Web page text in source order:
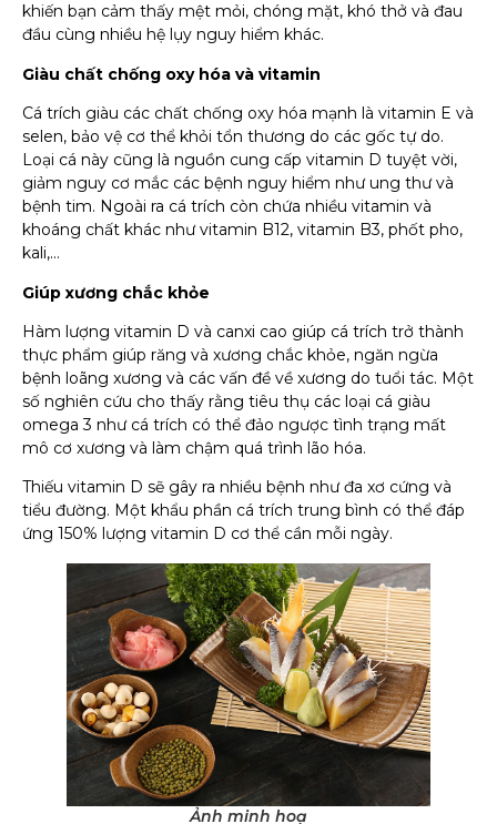
khiến bạn cảm thấy mệt mỏi, chóng mặt, khó thở và đau
Giàu chất chống oxy hóa và vitamin
selen, bảo vệ cơ thể khỏi tổn thương do các gốc tự do.
Loại cá này cũng là nguồn cung cấp vitamin D tuyệt vời,
giảm nguy cơ mắc các bệnh nguy hiểm như ung thư và
bệnh tim. Ngoài ra cá trích còn chứa nhiều vitamin và
khoáng chất khác như vitamin B12, vitamin B3, phốt pho,
Giúp xương chắc khỏe
thực phẩm giúp răng và xương chắc khỏe, ngăn ngừa
bệnh loãng xương và các vấn đề về xương do tuổi tác. Một
số nghiên cứu cho thấy rằng tiêu thụ các loại cá giàu
omega 3 như cá trích có thể đảo ngược tình trạng mất
mô cơ xương và làm chậm quá trình lão hóa.
tiểu đường. Một khẩu phần cá trích trung bình có thể đáp
ứng 150% lượng vitamin D cơ thể cần mỗi ngày.
Ảnh minh hoạ